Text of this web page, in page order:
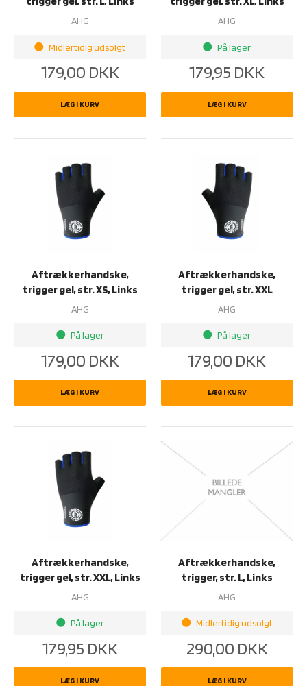
AHG
brightness_1 Midlertidig udsolgt
179,00 DKK
LÆG I KURV
AHG
brightness_1 På lager
179,95 DKK
LÆG I KURV
Aftrækkerhandske,
trigger gel, str. XS, Links
AHG
brightness_1 På lager
179,00 DKK
LÆG I KURV
Aftrækkerhandske,
trigger gel, str. XXL
AHG
brightness_1 På lager
179,00 DKK
LÆG I KURV
Aftrækkerhandske,
trigger gel, str. XXL, Links
AHG
brightness_1 På lager
179,95 DKK
LÆG I KURV
Aftrækkerhandske,
trigger, str. L, Links
AHG
brightness_1 Midlertidig udsolgt
290,00 DKK
LÆG I KURV